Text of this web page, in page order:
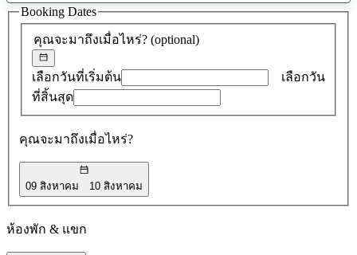
ข้อ
เสนอ
0
คุณจะมาถึงเมื่อไหร่? (optional)
เลือกวันที่เริ่มต้น
เลือกวัน
ที่สิ้นสุด
คุณจะมาถึงเมื่อไหร่?
09 สิงหาคม 10 สิงหาคม
Booking Dates
ห้องพัก & แขก